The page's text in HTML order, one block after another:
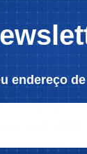
irá rivalizar
verá o
à
endereço